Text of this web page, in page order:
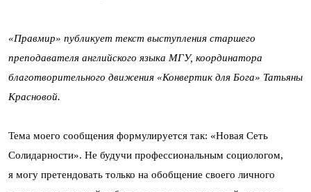
«Правмир» публикует текст выступления старшего
преподавателя английского языка МГУ, координатора
благотворительного движения «Конвертик для Бога» Татьяны
Красновой.
Тема моего сообщения формулируется так: «Новая Сеть
Солидарности». Не будучи профессиональным социологом,
я могу претендовать только на обобщение своего личного